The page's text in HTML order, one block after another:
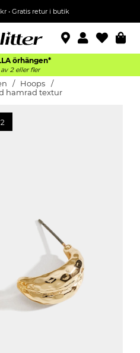
• Gratis retur i butik
örhängen*
2 eller fler
Hoops
hamrad textur